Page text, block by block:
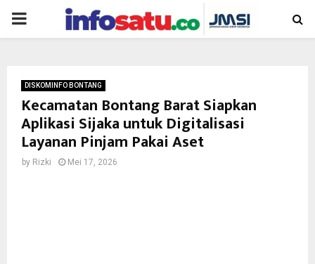
PRIMARY
DISKOMINFO BONTANG
Kecamatan Bontang Barat Siapkan
Aplikasi Sijaka untuk Digitalisasi
Layanan Pinjam Pakai Aset
by Rizki Mei 17, 2026